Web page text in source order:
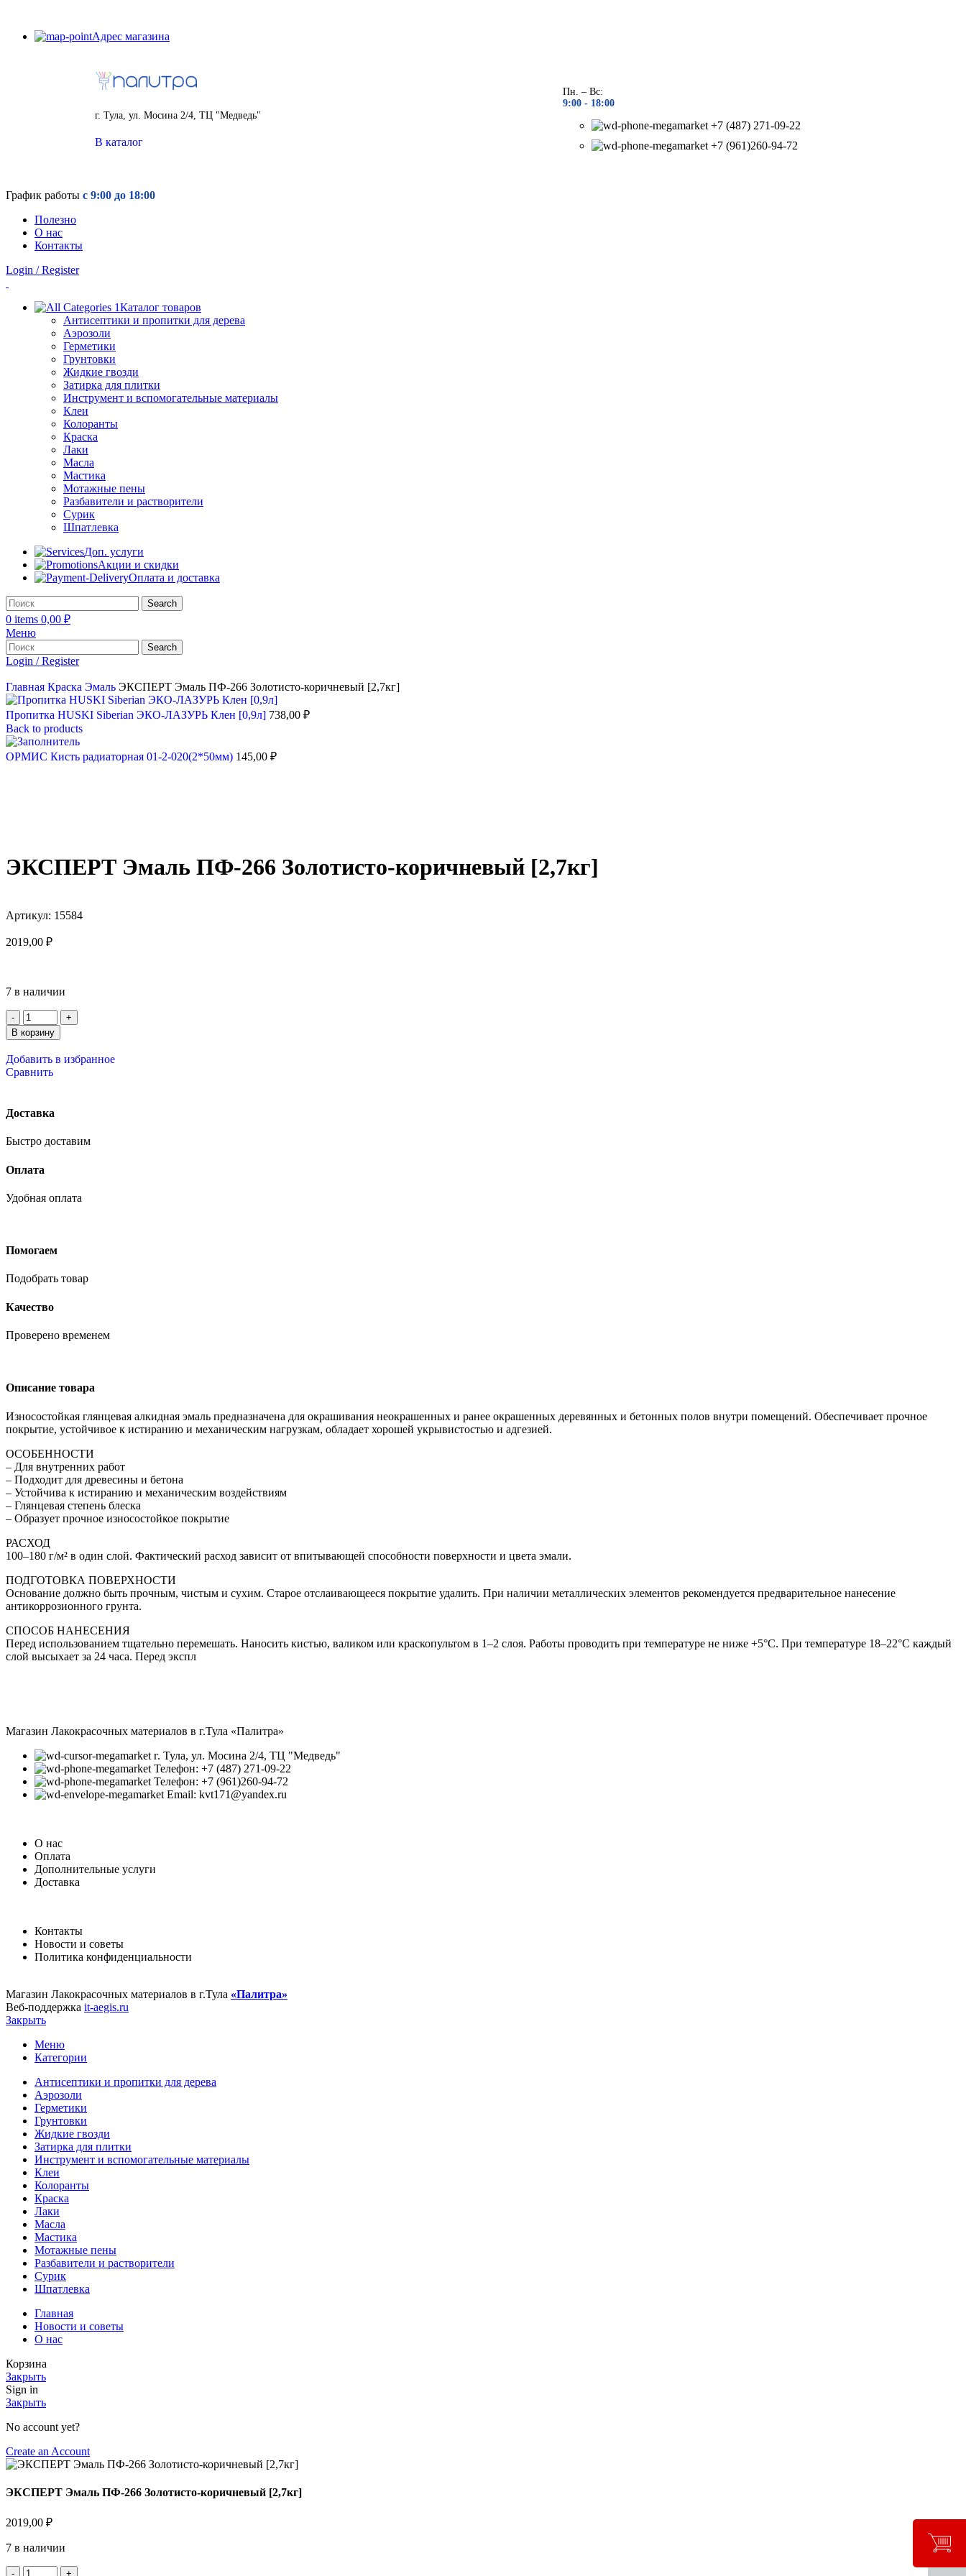
Адрес магазина
г. Тула, ул. Мосина 2/4, ТЦ "Медведь"
В каталог
Пн. – Вс:
9:00 - 18:00
+7 (487) 271-09-22
+7 (961)260-94-72
График работы с 9:00 до 18:00
Полезно
О нас
Контакты
Login / Register
Каталог товаров
Антисептики и пропитки для дерева
Аэрозоли
Герметики
Грунтовки
Жидкие гвозди
Затирка для плитки
Инструмент и вспомогательные материалы
Клеи
Колоранты
Краска
Лаки
Масла
Мастика
Мотажные пены
Разбавители и растворители
Сурик
Шпатлевка
Доп. услуги
Акции и скидки
Оплата и доставка
Search
0 items 0,00 ₽
Меню
Search
Login / Register
Главная Краска Эмаль ЭКСПЕРТ Эмаль ПФ-266 Золотисто-коричневый [2,7кг]
Пропитка HUSKI Siberian ЭКО-ЛАЗУРЬ Клен [0,9л] 738,00 ₽
Back to products
ОРМИС Кисть радиаторная 01-2-020(2*50мм) 145,00 ₽
ЭКСПЕРТ Эмаль ПФ-266 Золотисто-коричневый [2,7кг]
Артикул: 15584
2019,00 ₽
7 в наличии
В корзину
Добавить в избранное
Сравнить
Доставка
Быстро доставим
Оплата
Удобная оплата
Помогаем
Подобрать товар
Качество
Проверено временем
Описание товара
Износостойкая глянцевая алкидная эмаль предназначена для окрашивания неокрашенных и ранее окрашенных деревянных и бетонных полов внутри помещений. Обеспечивает прочное
покрытие, устойчивое к истиранию и механическим нагрузкам, обладает хорошей укрывистостью и адгезией.
ОСОБЕННОСТИ
– Для внутренних работ
– Подходит для древесины и бетона
– Устойчива к истиранию и механическим воздействиям
– Глянцевая степень блеска
– Образует прочное износостойкое покрытие
РАСХОД
100–180 г/м² в один слой. Фактический расход зависит от впитывающей способности поверхности и цвета эмали.
ПОДГОТОВКА ПОВЕРХНОСТИ
Основание должно быть прочным, чистым и сухим. Старое отслаивающееся покрытие удалить. При наличии металлических элементов рекомендуется предварительное нанесение
антикоррозионного грунта.
СПОСОБ НАНЕСЕНИЯ
Перед использованием тщательно перемешать. Наносить кистью, валиком или краскопультом в 1–2 слоя. Работы проводить при температуре не ниже +5°С. При температуре 18–22°С каждый
слой высыхает за 24 часа. Перед экспл
Магазин Лакокрасочных материалов в г.Тула «Палитра»
г. Тула, ул. Мосина 2/4, ТЦ "Медведь"
Телефон: +7 (487) 271-09-22
Телефон: +7 (961)260-94-72
Email: kvt171@yandex.ru
О нас
Оплата
Дополнительные услуги
Доставка
Контакты
Новости и советы
Политика конфиденциальности
Магазин Лакокрасочных материалов в г.Тула «Палитра»
Веб-поддержка it-aegis.ru
Закрыть
Меню
Категории
Антисептики и пропитки для дерева
Аэрозоли
Герметики
Грунтовки
Жидкие гвозди
Затирка для плитки
Инструмент и вспомогательные материалы
Клеи
Колоранты
Краска
Лаки
Масла
Мастика
Мотажные пены
Разбавители и растворители
Сурик
Шпатлевка
Главная
Новости и советы
О нас
Корзина
Закрыть
Sign in
Закрыть
No account yet?
Create an Account
ЭКСПЕРТ Эмаль ПФ-266 Золотисто-коричневый [2,7кг]
2019,00 ₽
7 в наличии